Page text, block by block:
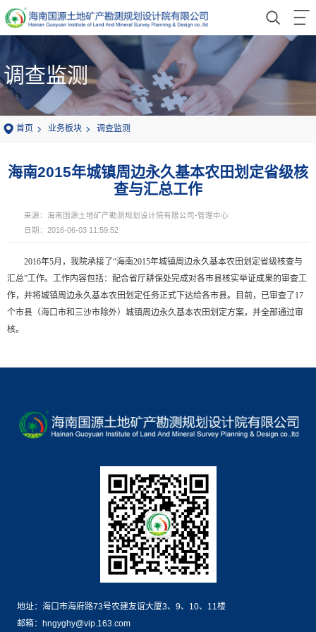
调查监测
首页 业务板块 调查监测
海南2015年城镇周边永久基本农田划定省级核
查与汇总工作
来源：海南国源土地矿产勘测规划设计院有限公司-管理中心
日期：2016-06-03 11:59:52
2016年5月，我院承接了“海南2015年城镇周边永久基本农田划定省级核查与
汇总”工作。工作内容包括：配合省厅耕保处完成对各市县核实举证成果的审查工
作，并将城镇周边永久基本农田划定任务正式下达给各市县。目前，已审查了17
个市县（海口市和三沙市除外）城镇周边永久基本农田划定方案，并全部通过审
核。
地址：海口市海府路73号农建友谊大厦3、9、10、11楼
邮箱：hngyghy@vip.163.com